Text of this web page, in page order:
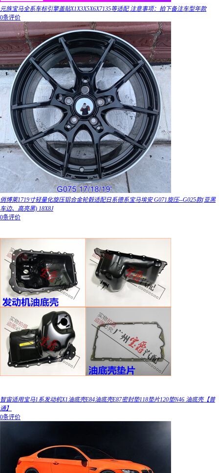
元族宝马全系车标引擎盖贴X1X3X5X6X7135等适配 注意事项：拍下备注车型年款
0条评价
俏博莱1719寸轻量化旋压铝合金轮毂适配日系德系宝马埃安 G071旋压--G025款(亚黑
车边、高亮黑) 18X8J
0条评价
智宙适用宝马1系发动机X1油底壳E84油底壳E87密封垫118垫片120垫N46 油底壳【普
通】
0条评价